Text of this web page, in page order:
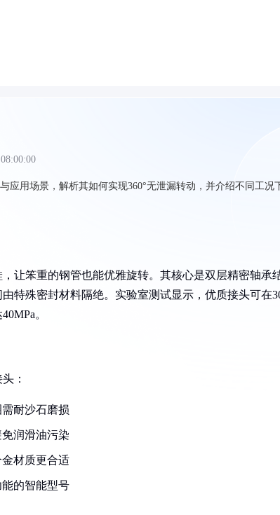
应用场景，解析其如何实现360°无泄漏转动，并介绍不同工况
让笨重的钢管也能优雅旋转。其核心是双层精密轴承
特殊密封材料隔绝。实验室测试显示，优质接头可在
。
：
需耐沙石磨损
免润滑油污染
金材质更合适
能的智能型号